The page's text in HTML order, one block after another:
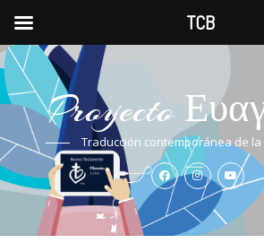
Proyecto
Traducción contemporánea de la
TCB